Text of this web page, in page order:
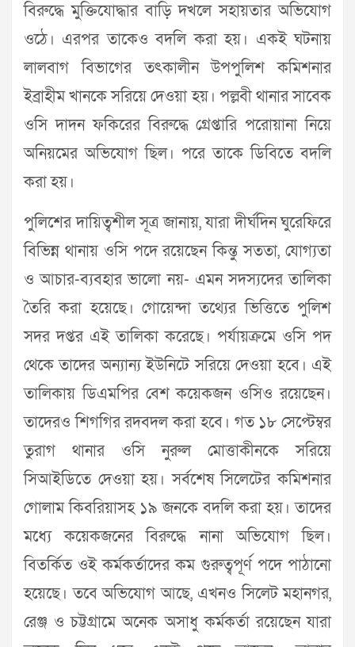
বিরুদ্ধে মুক্তিযোদ্ধার বাড়ি দখলে সহায়তার অভিযোগ
ওঠে। এরপর তাকেও বদলি করা হয়। একই ঘটনায়
লালবাগ বিভাগের তৎকালীন উপপুলিশ কমিশনার
ইব্রাহীম খানকে সরিয়ে দেওয়া হয়। পল্লবী থানার সাবেক
ওসি দাদন ফকিরের বিরুদ্ধে গ্রেপ্তারি পরোয়ানা নিয়ে
অনিয়মের অভিযোগ ছিল। পরে তাকে ডিবিতে বদলি
করা হয়।
পুলিশের দায়িত্বশীল সূত্র জানায়, যারা দীর্ঘদিন ঘুরেফিরে
বিভিন্ন থানায় ওসি পদে রয়েছেন কিন্তু সততা, যোগ্যতা
ও আচার-ব্যবহার ভালো নয়- এমন সদস্যদের তালিকা
তৈরি করা হয়েছে। গোয়েন্দা তথ্যের ভিত্তিতে পুলিশ
সদর দপ্তর এই তালিকা করেছে। পর্যায়ক্রমে ওসি পদ
থেকে তাদের অন্যান্য ইউনিটে সরিয়ে দেওয়া হবে। এই
তালিকায় ডিএমপির বেশ কয়েকজন ওসিও রয়েছেন।
তাদেরও শিগগির রদবদল করা হবে। গত ১৮ সেপ্টেম্বর
তুরাগ থানার ওসি নুরুল মোত্তাকীনকে সরিয়ে
সিআইডিতে দেওয়া হয়। সর্বশেষ সিলেটের কমিশনার
গোলাম কিবরিয়াসহ ১৯ জনকে বদলি করা হয়। তাদের
মধ্যে কয়েকজনের বিরুদ্ধে নানা অভিযোগ ছিল।
বিতর্কিত ওই কর্মকর্তাদের কম গুরুত্বপূর্ণ পদে পাঠানো
হয়েছে। তবে অভিযোগ আছে, এখনও সিলেট মহানগর,
রেঞ্জ ও চট্টগ্রামে অনেক অসাধু কর্মকর্তা রয়েছেন যারা